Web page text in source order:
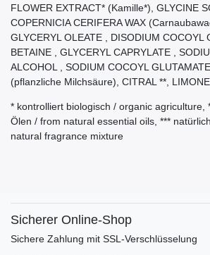
FLOWER EXTRACT* (Kamille*), GLYCINE
COPERNICIA CERIFERA WAX
GLYCERYL OLEATE , DISODIUM COCOYL
BETAINE , GLYCERYL CAPRYLATE ,
ALCOHOL , SODIUM COCOYL
(pflanzliche Milchsäure), CITRAL **,
* kontrolliert biologisch / organic agriculture,
Ölen / from natural essential oils, ***
natural fragrance mixture
Sicherer Online-Shop
Sichere Zahlung mit SSL-Verschlüsselung